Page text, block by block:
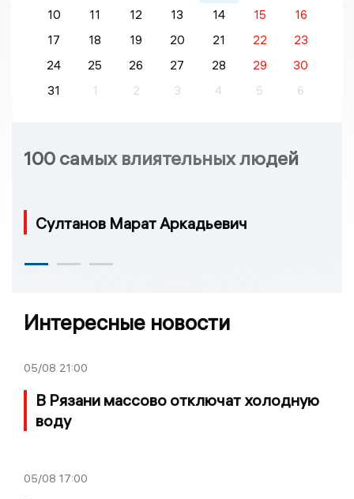
10
11 12 13 14 15
16
17
18 19 20 21 22
23
24
25 26 27 28 29
30
31
1 2 3 4 5 6
100 самых влиятельных людей
Султанов Марат Аркадьевич
Интересные новости
05/08 21:00
В Рязани массово отключат холодную
воду
05/08 17:00